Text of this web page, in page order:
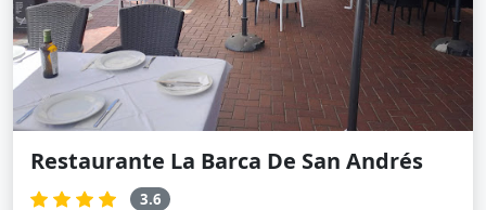
Restaurante La Barca De San Andrés
3.6